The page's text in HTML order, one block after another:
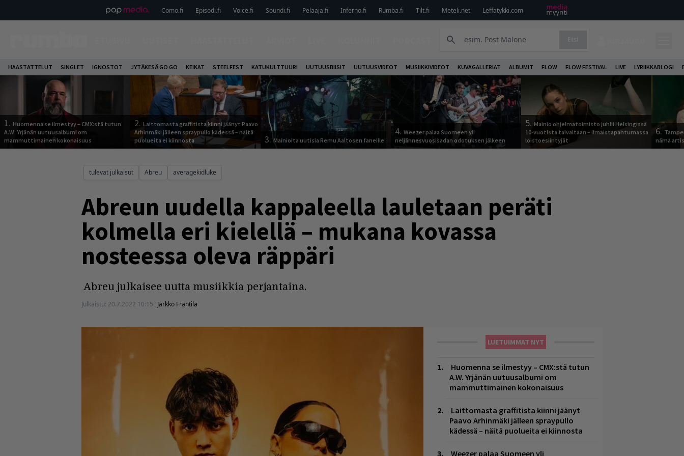
Como.fi Episodi.fi Voice.fi Soundi.fi Pelaaja.fi Inferno.fi Rumba.fi Tilt.fi Meteli.net Leffatykki.com
HAASTATTELUT SINGLET IGNOSTOT JYTÄKESÄ GO GO KEIKAT STEELFEST KATUKULTTUURI UUTUUSBIISIT UUTUUSVIDEOT MUSIIKKIVIDEOT KUVAGALLERIAT ALBUMIT FLOW FLOW FESTIVAL LIVE LYRIIKKABLOGI
1. Huomenna se ilmestyy – CMX:stä tutun
A.W. Yrjänän uutuusalbumi om
mammuttimainen kokonaisuus
2. Laittomasta graffitista kiinni jäänyt Paavo
Arhinmäki jälleen spraypullo kädessä – näitä
puolueita ei kiinnosta
3.Mainioita uutisia Remu Aaltosen faneille
4. Weezer palaa Suomeen yli
neljännesvuosisadan odotuksen jälkeen
5. Mainio ohjelmatoimisto juhlii Helsingissä
10-vuotista taivaltaan – ilmaistapahtumassa
loistoesiintyjät
6.
nämä
tulevat julkaisut Abreu averagekidluke
Abreun uudella kappaleella lauletaan peräti
kolmella eri kielellä – mukana kovassa
nosteessa oleva räppäri
Abreu julkaisee uutta musiikkia perjantaina.
Julkaistu: 20.7.2022 10:15 Jarkko Fräntilä
LUETUIMMAT NYT
Huomenna se ilmestyy – CMX:stä tutun
A.W. Yrjänän uutuusalbumi om
mammuttimainen kokonaisuus
Laittomasta graffitista kiinni jäänyt
Paavo Arhinmäki jälleen spraypullo
kädessä – näitä puolueita ei kiinnosta
Weezer palaa Suomeen yli